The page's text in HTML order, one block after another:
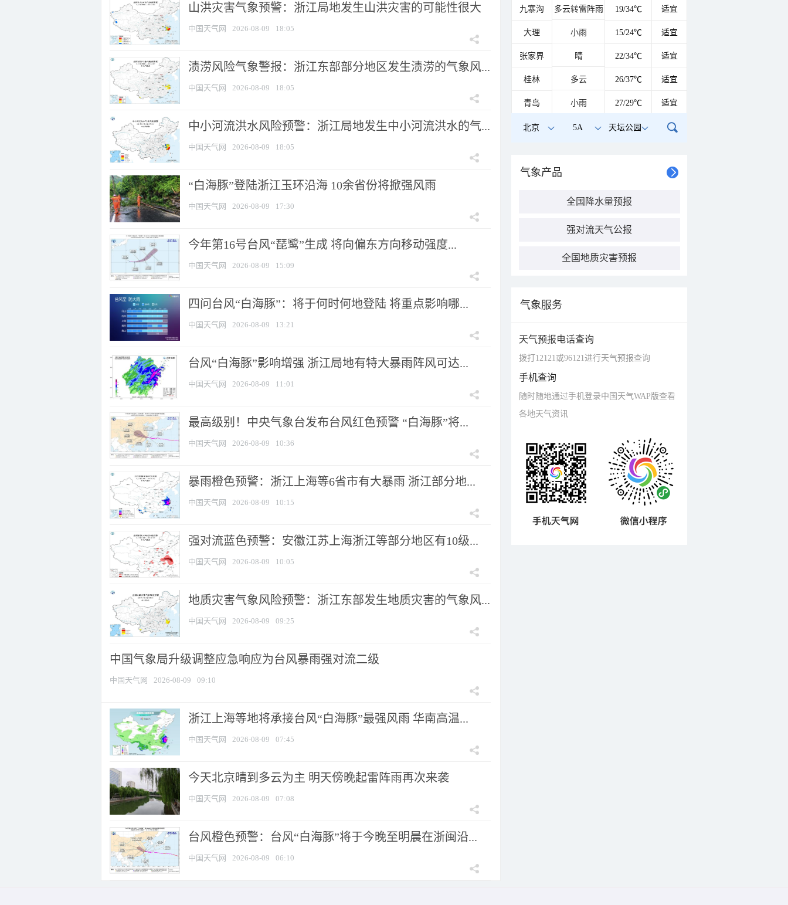
山洪灾害气象预警：浙江局地发生山洪灾害的可能性很大
中国天气网 2026-08-09 18:05
渍涝风险气象警报：浙江东部部分地区发生渍涝的气象风...
中国天气网 2026-08-09 18:05
中小河流洪水风险预警：浙江局地发生中小河流洪水的气...
中国天气网 2026-08-09 18:05
“白海豚”登陆浙江玉环沿海 10余省份将掀强风雨
中国天气网 2026-08-09 17:30
今年第16号台风“琵鹭”生成 将向偏东方向移动强度...
中国天气网 2026-08-09 15:09
四问台风“白海豚”：将于何时何地登陆 将重点影响哪...
中国天气网 2026-08-09 13:21
台风“白海豚”影响增强 浙江局地有特大暴雨阵风可达...
中国天气网 2026-08-09 11:01
最高级别！中央气象台发布台风红色预警 “白海豚”将...
中国天气网 2026-08-09 10:36
暴雨橙色预警：浙江上海等6省市有大暴雨 浙江部分地...
中国天气网 2026-08-09 10:15
强对流蓝色预警：安徽江苏上海浙江等部分地区有10级...
中国天气网 2026-08-09 10:05
地质灾害气象风险预警：浙江东部发生地质灾害的气象风...
中国天气网 2026-08-09 09:25
中国气象局升级调整应急响应为台风暴雨强对流二级
中国天气网 2026-08-09 09:10
浙江上海等地将承接台风“白海豚”最强风雨 华南高温...
中国天气网 2026-08-09 07:45
今天北京晴到多云为主 明天傍晚起雷阵雨再次来袭
中国天气网 2026-08-09 07:08
台风橙色预警：台风“白海豚”将于今晚至明晨在浙闽沿...
中国天气网 2026-08-09 06:10
九寨沟 多云转雷阵雨 19/34℃ 适宜
大理 小雨 15/24℃ 适宜
张家界 晴 22/34℃ 适宜
桂林 多云 26/37℃ 适宜
青岛 小雨 27/29℃ 适宜
北京 5A 天坛公园
气象产品
全国降水量预报
强对流天气公报
全国地质灾害预报
气象服务
天气预报电话查询
拨打12121或96121进行天气预报查询
手机查询
随时随地通过手机登录中国天气WAP版查看
各地天气资讯